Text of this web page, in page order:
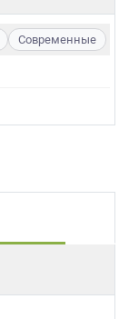
Современные